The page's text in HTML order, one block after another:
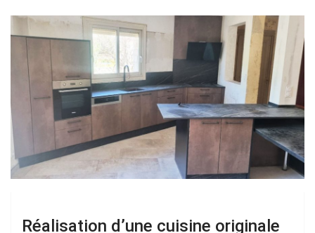
Réalisation d’une cuisine originale